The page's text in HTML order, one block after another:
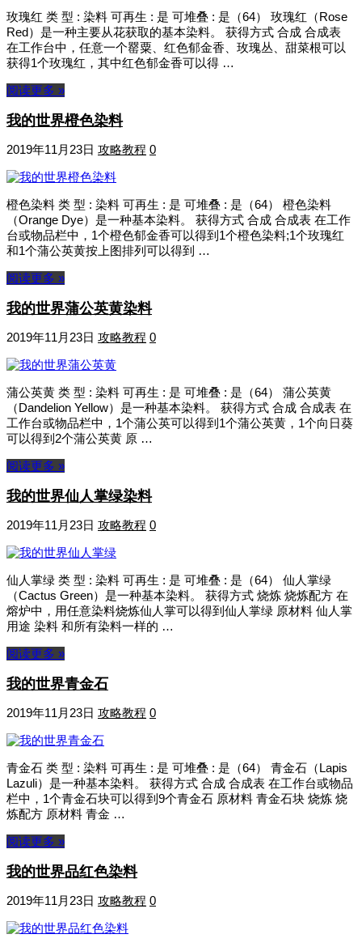
玫瑰红 类 型 : 染料 可再生 : 是 可堆叠 : 是（64） 玫瑰红（Rose
Red）是一种主要从花获取的基本染料。 获得方式 合成 合成表
在工作台中，任意一个罂粟、红色郁金香、玫瑰丛、甜菜根可以
获得1个玫瑰红，其中红色郁金香可以得 …
阅读更多 »
我的世界橙色染料
2019年11月23日 攻略教程 0
橙色染料 类 型 : 染料 可再生 : 是 可堆叠 : 是（64） 橙色染料
（Orange Dye）是一种基本染料。 获得方式 合成 合成表 在工作
台或物品栏中，1个橙色郁金香可以得到1个橙色染料;1个玫瑰红
和1个蒲公英黄按上图排列可以得到 …
阅读更多 »
我的世界蒲公英黄染料
2019年11月23日 攻略教程 0
蒲公英黄 类 型 : 染料 可再生 : 是 可堆叠 : 是（64） 蒲公英黄
（Dandelion Yellow）是一种基本染料。 获得方式 合成 合成表 在
工作台或物品栏中，1个蒲公英可以得到1个蒲公英黄，1个向日葵
可以得到2个蒲公英黄 原 …
阅读更多 »
我的世界仙人掌绿染料
2019年11月23日 攻略教程 0
仙人掌绿 类 型 : 染料 可再生 : 是 可堆叠 : 是（64） 仙人掌绿
（Cactus Green）是一种基本染料。 获得方式 烧炼 烧炼配方 在
熔炉中，用任意染料烧炼仙人掌可以得到仙人掌绿 原材料 仙人掌
用途 染料 和所有染料一样的 …
阅读更多 »
我的世界青金石
2019年11月23日 攻略教程 0
青金石 类 型 : 染料 可再生 : 是 可堆叠 : 是（64） 青金石（Lapis
Lazuli）是一种基本染料。 获得方式 合成 合成表 在工作台或物品
栏中，1个青金石块可以得到9个青金石 原材料 青金石块 烧炼 烧
炼配方 原材料 青金 …
阅读更多 »
我的世界品红色染料
2019年11月23日 攻略教程 0